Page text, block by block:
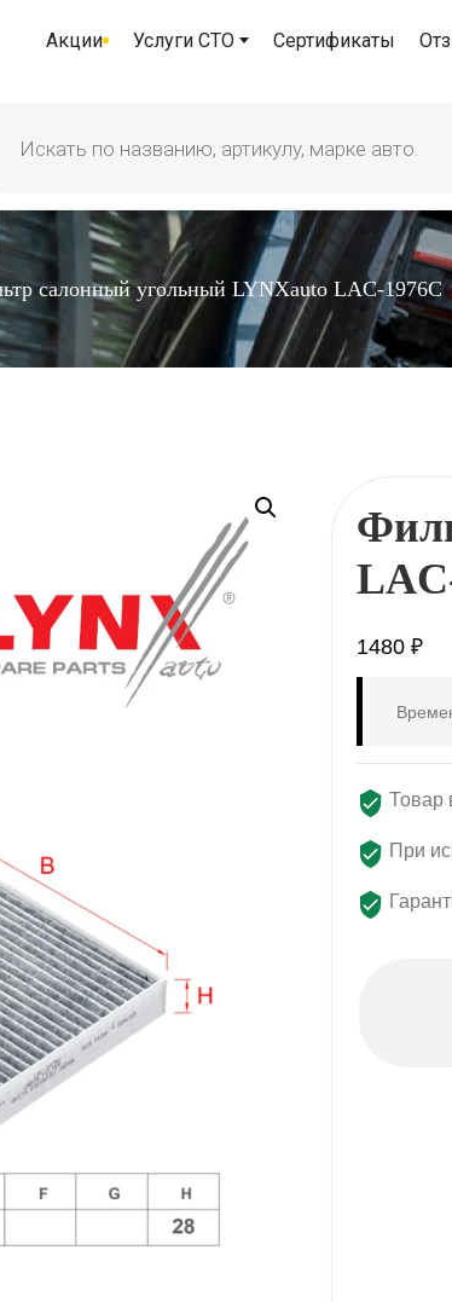
Акции Услуги СТО Сертификаты
салонный угольный LYNXauto LAC-1976C
1480 ₽
Товар
При